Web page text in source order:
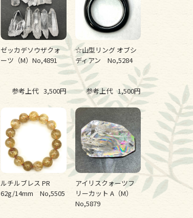
ゼッカデソウザクォ
ーツ（M）No,4891
参考上代 3,500円
☆山型リング オブシ
ディアン No,5284
参考上代 1,500円
ルチルブレス PR
62g/14mm No,5505
アイリスクォーツフ
リーカット A（M）
No,5879